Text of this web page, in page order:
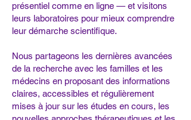
présentiel comme en ligne — et visitons
leurs laboratoires pour mieux comprendre
leur démarche scientifique.
Nous partageons les dernières avancées
de la recherche avec les familles et les
médecins en proposant des informations
claires, accessibles et régulièrement
mises à jour sur les études en cours, les